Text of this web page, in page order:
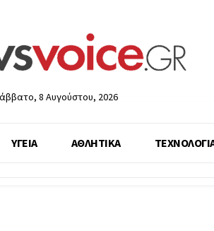
8 Αυγούστου, 2026
ΥΓΕΙΑ ΑΘΛΗΤΙΚΑ